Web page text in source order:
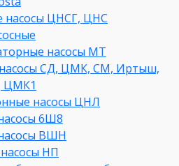
насосы ЦНСГ, ЦНС
насосы МТ
СД, ЦМК, СМ, Иртыш,
ЦМК1
насосы ЦНЛ
6Ш8
ВШН
НП